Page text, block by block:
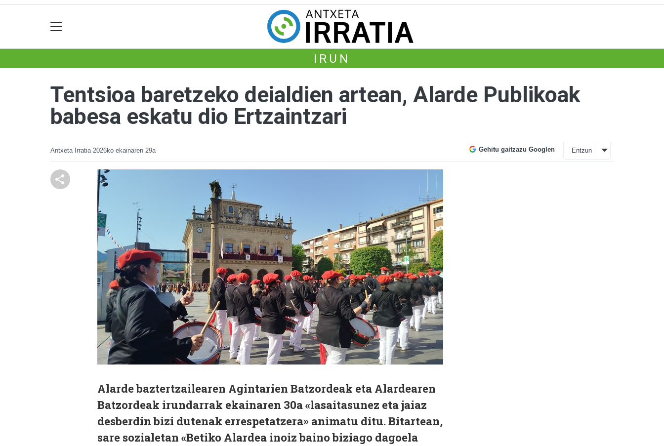
IRUN
Tentsioa baretzeko deialdien artean, Alarde Publikoak
babesa eskatu dio Ertzaintzari
Antxeta Irratia 2026ko ekainaren 29a Gehitu gaitzazu Googlen Entzun
Alarde baztertzailearen Agintarien Batzordeak eta Alardearen
Batzordeak irundarrak ekainaren 30a «lasaitasunez eta jaiaz
desberdin bizi dutenak errespetatzera» animatu ditu. Bitartean,
sare sozialetan «Betiko Alardea inoiz baino biziago dagoela